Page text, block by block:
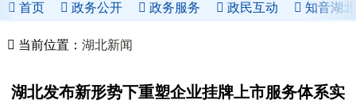
首页 政务公开 政务服务 政民互动 知音湖北
当前位置： 湖北新闻
湖北发布新形势下重塑企业挂牌上市服务体系实